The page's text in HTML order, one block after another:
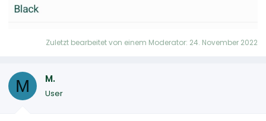
Zuletzt bearbeitet von einem Moderator: 24. November 2022
M M.
User